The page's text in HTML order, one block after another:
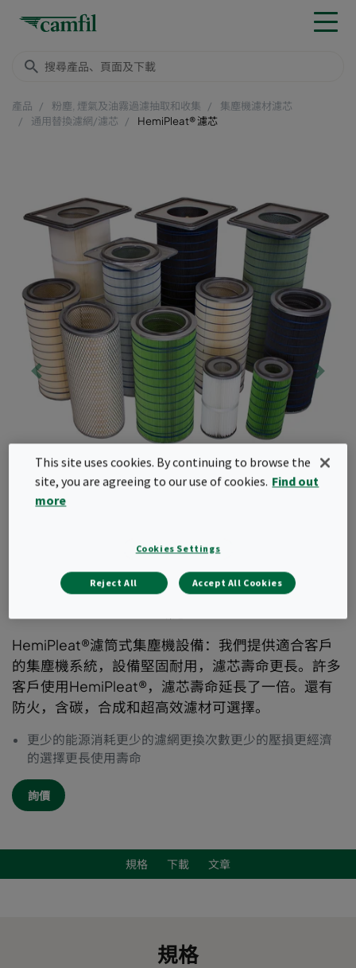
產品 粉塵, 煙氣及油霧過濾抽取和收集
集塵機濾材濾芯
通用替換濾網/濾芯
HemiPleat® 濾芯
HemiPleat®濾筒式集塵機設備：我們提供適合客戶
的集塵機系統，設備堅固耐用，濾芯壽命更長。許多
客戶使用HemiPleat®，濾芯壽命延長了一倍。還有
防火，含碳，合成和超高效濾材可選擇。
更少的能源消耗更少的濾網更換次數更少的壓損更經濟
的選擇更長使用壽命
詢價
規格 下載 文章
規格
This site uses cookies. By continuing to browse the
site, you are agreeing to our use of cookies. Find out
more
Cookies Settings
Reject All Accept All Cookies